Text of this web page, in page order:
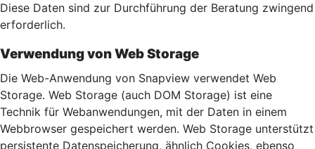
Diese Daten sind zur Durchführung der Beratung zwingend
erforderlich.
Verwendung von Web Storage
Die Web-Anwendung von Snapview verwendet Web
Storage. Web Storage (auch DOM Storage) ist eine
Technik für Webanwendungen, mit der Daten in einem
Webbrowser gespeichert werden. Web Storage unterstützt
persistente Datenspeicherung, ähnlich Cookies, ebenso